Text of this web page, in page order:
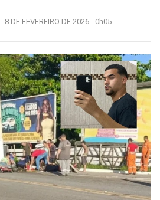
8 DE FEVEREIRO DE 2026 - 0h05